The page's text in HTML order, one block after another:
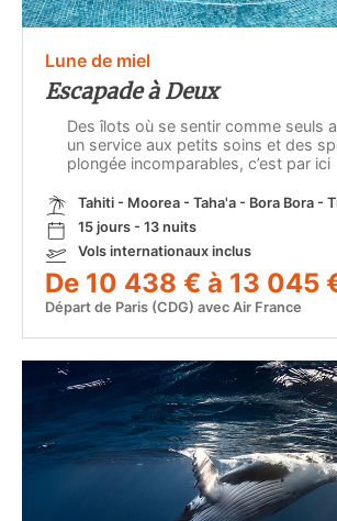
Lune de miel
Escapade à Deux
Des îlots où se sentir comme seuls
un service aux petits soins et des
plongée incomparables, c’est par ici
Tahiti - Moorea - Taha'a - Bora Bora -
15 jours - 13 nuits
Vols internationaux inclus
De 10 438 € à 13 045
Départ de Paris (CDG) avec Air France